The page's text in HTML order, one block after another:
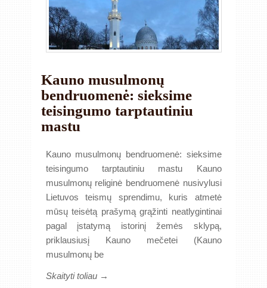
Kauno musulmonų
bendruomenė: sieksime
teisingumo tarptautiniu
mastu
Kauno musulmonų bendruomenė: sieksime
teisingumo tarptautiniu mastu Kauno
musulmonų religinė bendruomenė nusivylusi
Lietuvos teismų sprendimu, kuris atmetė
mūsų teisėtą prašymą grąžinti neatlygintinai
pagal įstatymą istorinį žemės sklypą,
priklausiusį Kauno mečetei (Kauno
musulmonų be
Skaityti toliau →